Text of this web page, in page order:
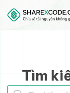
Skip to main
Skip to footer
Tìm
Tìm kiếm sản